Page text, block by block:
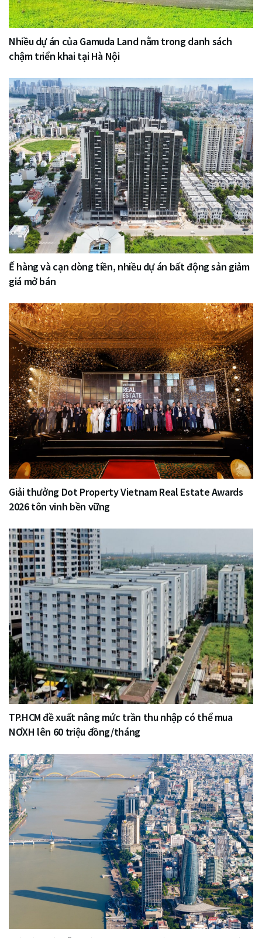
Nhiều dự án của Gamuda Land nằm trong danh sách
chậm triển khai tại Hà Nội
Ế hàng và cạn dòng tiền, nhiều dự án bất động sản giảm
giá mở bán
Giải thưởng Dot Property Vietnam Real Estate Awards
2026 tôn vinh bền vững
TP.HCM đề xuất nâng mức trần thu nhập có thể mua
NƠXH lên 60 triệu đồng/tháng